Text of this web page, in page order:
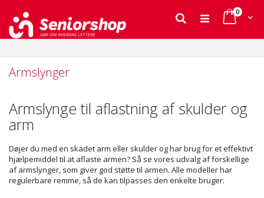
Cart
0varer
Søg
Armslynger
Armslynge til aflastning af skulder og
arm
Døjer du med en skadet arm eller skulder og har brug for et effektivt
hjælpemiddel til at aflaste armen? Så se vores udvalg af forskellige
af armslynger, som giver god støtte til armen. Alle modeller har
regulerbare remme, så de kan tilpasses den enkelte bruger.